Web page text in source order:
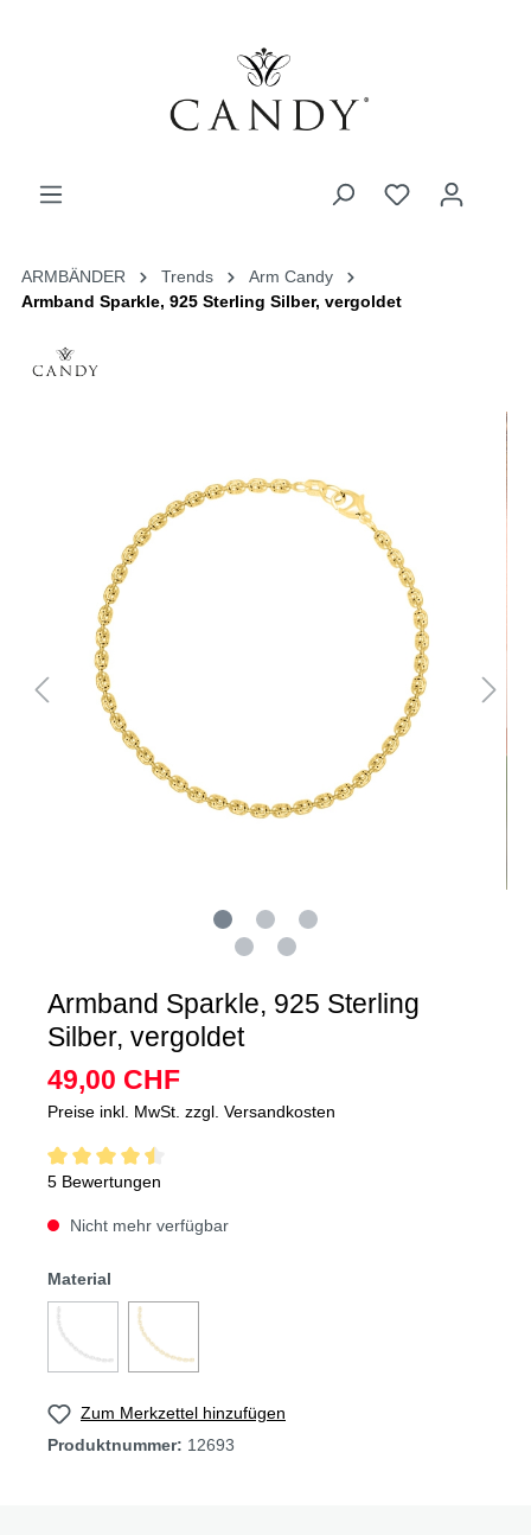
ARMBÄNDER Trends
Arm Candy
Armband Sparkle, 925 Sterling Silber, vergoldet
Armband Sparkle, 925 Sterling
Silber, vergoldet
49,00 CHF
Preise inkl. MwSt. zzgl. Versandkosten
5 Bewertungen
Nicht mehr verfügbar
Material
Zum Merkzettel hinzufügen
Produktnummer: 12693